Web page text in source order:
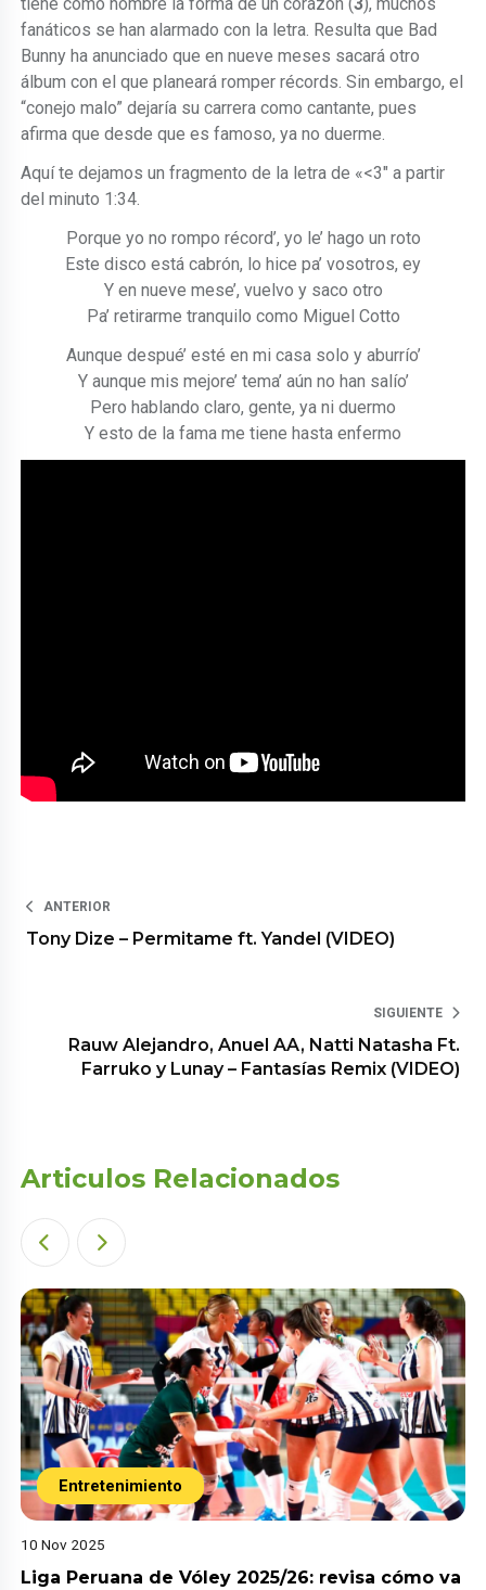
fanáticos se han alarmado con la letra. Resulta que Bad
Bunny ha anunciado que en nueve meses sacará otro
álbum con el que planeará romper récords. Sin embargo, el
“conejo malo” dejaría su carrera como cantante, pues
afirma que desde que es famoso, ya no duerme.
Aquí te dejamos un fragmento de la letra de «<3" a partir
del minuto 1:34.
Porque yo no rompo récord’, yo le’ hago un roto
Este disco está cabrón, lo hice pa’ vosotros, ey
Y en nueve mese’, vuelvo y saco otro
Pa’ retirarme tranquilo como Miguel Cotto
Aunque despué’ esté en mi casa solo y aburrío’
Y aunque mis mejore’ tema’ aún no han salío’
Pero hablando claro, gente, ya ni duermo
Y esto de la fama me tiene hasta enfermo
ANTERIOR
Tony Dize – Permitame ft. Yandel (VIDEO)
SIGUIENTE
Rauw Alejandro, Anuel AA, Natti Natasha Ft.
Farruko y Lunay – Fantasías Remix (VIDEO)
Articulos Relacionados
Entretenimiento
10 Nov 2025
Liga Peruana de Vóley 2025/26: revisa cómo va